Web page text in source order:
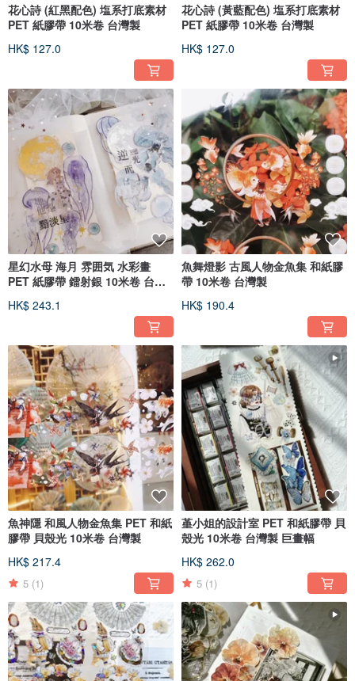
花心詩 (紅黑配色) 塩系打底素材
PET 紙膠帶 10米卷 台灣製
HK$ 127.0
花心詩 (黃藍配色) 塩系打底素材
PET 紙膠帶 10米卷 台灣製
HK$ 127.0
星幻水母 海月 雰囲気 水彩畫
PET 紙膠帶 鐳射銀 10米卷 台灣
HK$ 243.1
魚舞燈影 古風人物金魚集 和紙膠
帶 10米卷 台灣製
HK$ 190.4
魚神隱 和風人物金魚集 PET 和紙
膠帶 貝殼光 10米卷 台灣製
HK$ 217.4
5 (1)
堇小姐的設計室 PET 和紙膠帶 貝
殼光 10米卷 台灣製 巨畫幅
HK$ 262.0
5 (1)